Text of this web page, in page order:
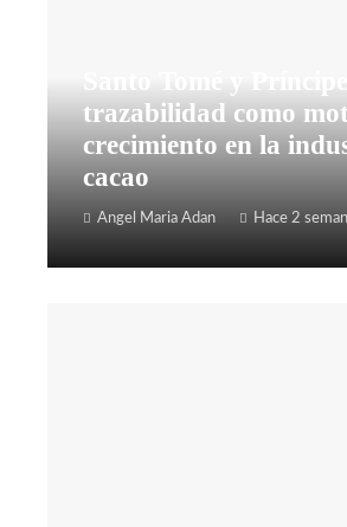
trazabilidad como
crecimiento en la
cacao
Angel Maria Adan Hace 2